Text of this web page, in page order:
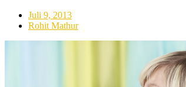
Juli 9, 2013
Rohit Mathur